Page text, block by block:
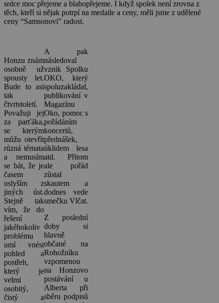
srdce moc přejeme a blahopřejeme. I když spolek není zrovna z
těch, kteří si nějak potrpí na medaile a ceny, měli jsme z udělené
ceny “Samsonovi” radost.
Honzu znám
osobně už
spousty let.
Bude to asi
tak
čtvrtstoletí.
Považuji jej
za parťáka,
se kterým
můžu otevřít
různá témata
a nemusím
se bát, že je
časem
uslyším z
jiných úst.
Stejně tak
vím, že do
řešení
jakéhokoliv
problému
umí vnést
pohled a
postřeh,
který je
velmi
osobitý,
čistý a
A pak
následoval
vznik Spolku
OKO, který
spoluzakládal,
publikování v
Magazínu
Oko, pomoc s
pořádáním
koncertů,
přednášek,
úklidem lesa
atd. Přitom
ale pořád
zůstal
skautem a
dodnes vede
smečku Vlčat.
Z poslední
doby si
hlavně
občané na
Rohožníku
vzpomenou
na Honzovo
postávání u
Alberta při
sběru podpisů